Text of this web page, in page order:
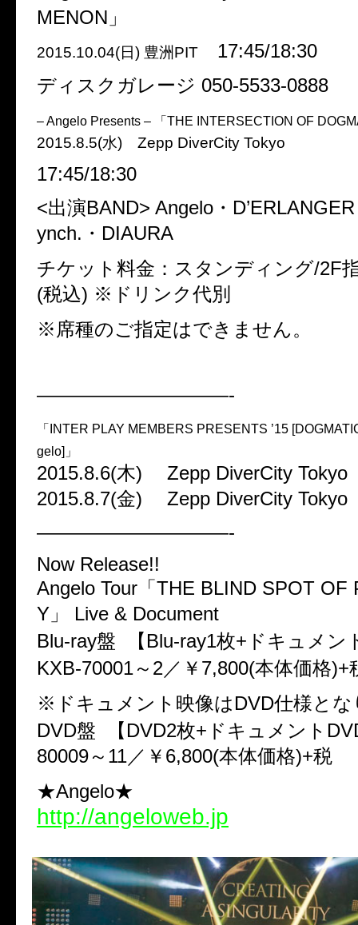
MENON」
2015.10.04(日) 豊洲PIT
17:45/18:30
ディスクガレージ 050-5533-0888
– Angelo Presents – 「THE INTERSECTION OF
2015.8.5(水) Zepp DiverCity Tokyo
17:45/18:30
<出演BAND> Angelo・
ynch.・DIAURA
チケット料金：スタンディング/2F
(税込) ※ドリンク代別
※席種のご指定はできません。
——————————-
「INTER PLAY MEMBERS PRESENTS ’15
gelo]」
2015.8.6(木) Zepp DiverCity
2015.8.7(金) Zepp DiverCity
——————————-
Now Release!!
Angelo Tour「THE BLIND SPOT OF
Y」 Live & Document
Blu-ray盤 【Blu-ray1枚+ドキュメン
KXB-70001～2／￥7,800(本
※ドキュメント映像はDVD仕様とな
DVD盤 【DVD2枚+ドキュメント
80009～11／￥6,800(本体価格)+税
★Angelo★
http://angeloweb.jp